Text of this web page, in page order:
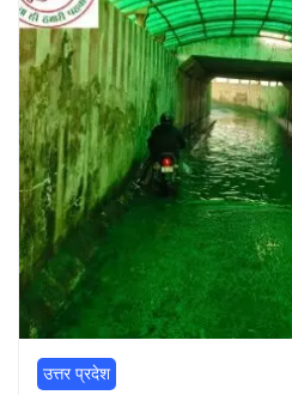
उत्तर प्रदेश